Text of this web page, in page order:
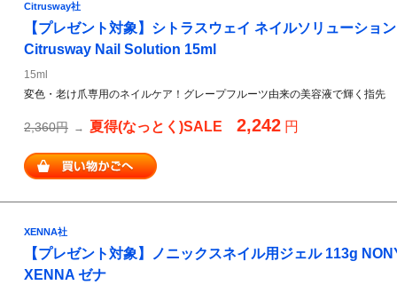
Citrusway社
【プレゼント対象】シトラスウェイ ネイルソリューショ
Citrusway Nail Solution 15ml
15ml
変色・老け爪専用のネイルケア！グレープフルーツ由来の美容液で輝く指先
2,360円 → 夏得(なっとく)SALE 2,242 円
XENNA社
【プレゼント対象】ノニックスネイル用ジェル 113g
XENNA ゼナ